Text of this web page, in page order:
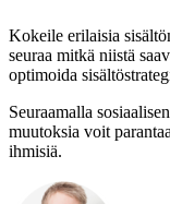
Kokeile erilaisia
seuraa mitkä niistä
optimoida
Seuraamalla
muutoksia voit
ihmisiä.